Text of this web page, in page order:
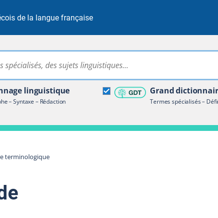
de la langue française
Rechercher dans tout le site
linguistique
– Syntaxe – Rédaction
Grand
Termes spécialisés –
terminologique
terminologique